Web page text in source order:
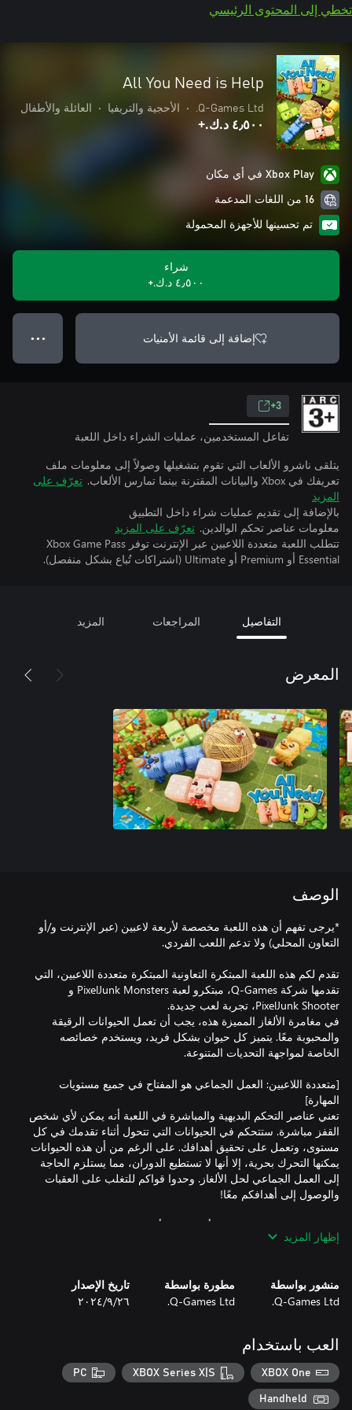
تخطي إلى المحتوى الرئيسي
All You Need is Help
Q-Games Ltd.
• الأحجية والتريفيا • العائلة والأطفال
٤٫٥٠٠ د.ك.‏+
Xbox Play في أي مكان
16 من اللغات المدعمة
تم تحسينها للأجهزة المحمولة
شراء
٤٫٥٠٠ د.ك.‏+
إضافة إلى قائمة الأمنيات ● ● ●
3+
تفاعل المستخدمين، عمليات الشراء داخل اللعبة
يتلقى ناشرو الألعاب التي تقوم بتشغيلها وصولاً إلى معلومات ملف
تعريفك في Xbox والبيانات المقترنة بينما تمارس الألعاب.
تعرّف على
المزيد
بالإضافة إلى تقديم عمليات شراء داخل التطبيق
معلومات عناصر تحكم الوالدين. تعرّف على المزيد
تتطلب اللعبة متعددة اللاعبين عبر الإنترنت توفر Xbox Game Pass
Essential أو Premium أو Ultimate (اشتراكات تُباع بشكل منفصل).
التفاصيل المراجعات المزيد
المعرض
الوصف
*يرجى تفهم أن هذه اللعبة مخصصة لأربعة لاعبين (عبر الإنترنت و/أو
تقدم لكم هذه اللعبة المبتكرة التعاونية المبتكرة متعددة اللاعبين، التي
تقدمها شركة Q-Games، مبتكرو لعبة PixelJunk Monsters و
في مغامرة الألغاز المميزة هذه، يجب أن تعمل الحيوانات الرقيقة
والمحبوبة معًا. يتميز كل حيوان بشكل فريد، ويستخدم خصائصه
[متعددة اللاعبين: العمل الجماعي هو المفتاح في جميع مستويات
تعني عناصر التحكم البديهية والمباشرة في اللعبة أنه يمكن لأي شخص
القفز مباشرة. ستتحكم في الحيوانات التي تتحول أثناء تقدمك في كل
مستوى، وتعمل على تحقيق أهدافك. على الرغم من أن هذه الحيوانات
يمكنها التحرك بحرية، إلا أنها لا تستطيع الدوران، مما يستلزم الحاجة
إلى العمل الجماعي لحل الألغاز. وحدوا قواكم للتغلب على العقبات
تسمح عناصر التحكم البسيطة للحيوانات بالتعبير عن أصوات مختلفة
سواء كنت تفضل اللعب محليًا أو عبر الإنترنت، تدعم اللعبة ما يصل
إلى أربعة لاعبين. تم تصميم هذه اللعبة التي تتمحور حول التعاونية
للاستمتاع بها عبر الأجيال - من الأطفال إلى الأجداد - مما يجعلها مثالية
للعائلة والأصدقاء. تضمن أدوات التحكم السهلة الاستخدام أن يتمكن
اللاعبون من جميع الأعمار من المشاركة والاستمتاع. وكلما زاد التعاون،
إظهار المزيد
منشور بواسطة
Q-Games Ltd.
مطورة بواسطة
Q-Games Ltd.
تاريخ الإصدار
٢٦‏/٩‏/٢٠٢٤
العب باستخدام
XBOX One
XBOX Series X|S
PC
Handheld